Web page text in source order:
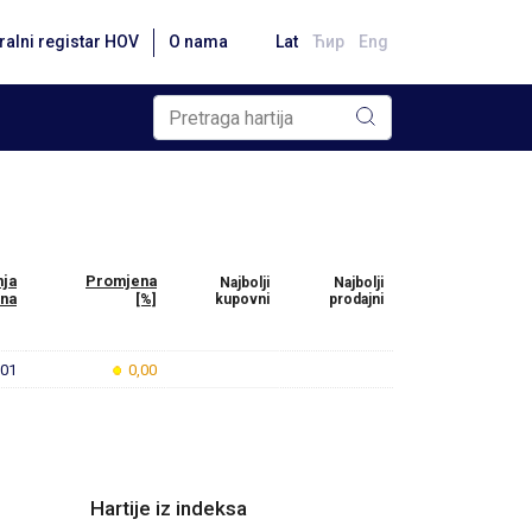
registar HOV O nama Lat Ћир Eng
Promjena
[%]
Najbolji
kupovni
Najbolji
prodajni
0,00
Hartije iz indeksa